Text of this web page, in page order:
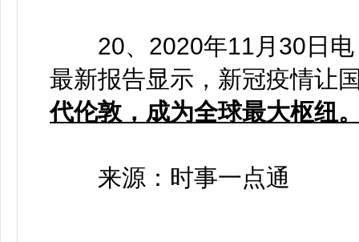
20、2020年11月30日电
最新报告显示，新冠疫情让
代伦敦，成为全球最大枢纽
来源：时事一点通